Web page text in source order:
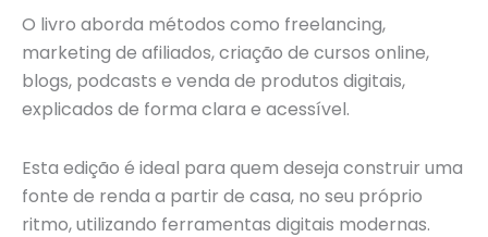
O livro aborda métodos como freelancing,
marketing de afiliados, criação de cursos online,
blogs, podcasts e venda de produtos digitais,
explicados de forma clara e acessível.
Esta edição é ideal para quem deseja construir uma
fonte de renda a partir de casa, no seu próprio
ritmo, utilizando ferramentas digitais modernas.